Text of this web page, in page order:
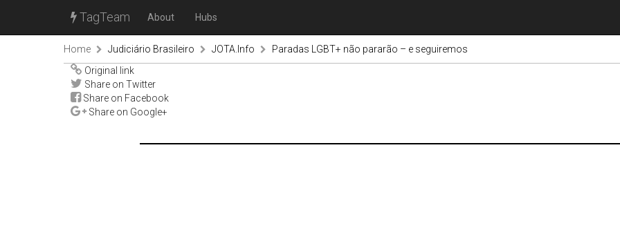
TagTeam About Hubs
Home Judiciário Brasileiro JOTA.Info
Paradas LGBT+ não pararão – e seguiremos
Original link
Share on Twitter
Share on Facebook
Share on Google+